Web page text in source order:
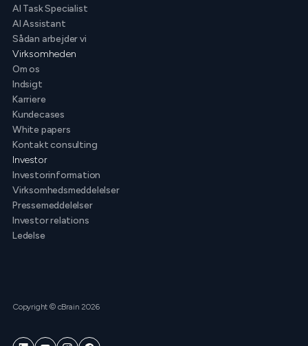
AI Task Specialist
AI Assistant
Sådan arbejder vi
Virksomheden
Om os
Indsigt
Karriere
Kundecases
White papers
Kontakt consulting
Investor
Investorinformation
Virksomhedsmeddelelser
Pressemeddelelser
Investor relations
Ledelse
Copyright © cBrain 2026